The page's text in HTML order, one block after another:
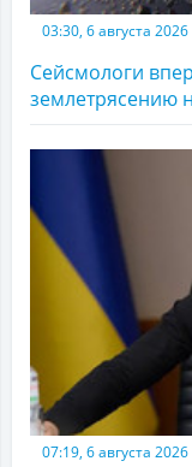
03:30, 6 августа 2026
Сейсмологи
землетрясению
07:19, 6 августа 2026